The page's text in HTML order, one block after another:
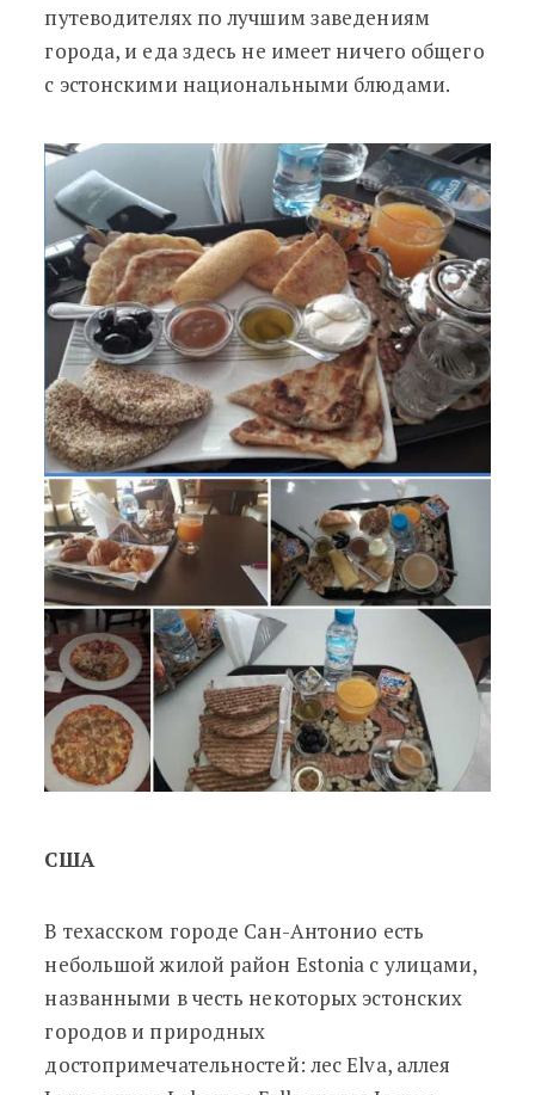
путеводителях по лучшим заведениям
города, и еда здесь не имеет ничего общего
с эстонскими национальными блюдами.
США
В техасском городе Сан-Антонио есть
небольшой жилой район Estonia с улицами,
названными в честь некоторых эстонских
городов и природных
достопримечательностей: лес Elva, аллея